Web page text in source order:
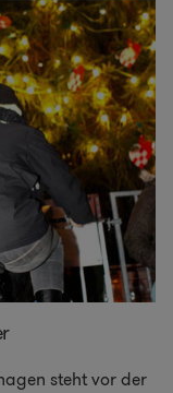
steht vor der